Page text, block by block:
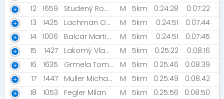
12 1659 Studený Roman M 5km 0:24:28
0:07:22
13
1425 Lachman Ondřej [Pičoni] M 5km 0:24:51
0:07:44
14 1006 Balcar Martin [Pičoni ] M 5km 0:24:51
0:07:45
15
1427 Lakomý Vladimír M 5km 0:25:22
0:08:16
16
1635 Grmela Tomáš M 5km 0:25:46
0:08:39
17
1447 Muller Michael [Panda team ] M 5km 0:25:49
0:08:42
18
1053 Fegler Milan M 5km 0:25:56
0:08:50